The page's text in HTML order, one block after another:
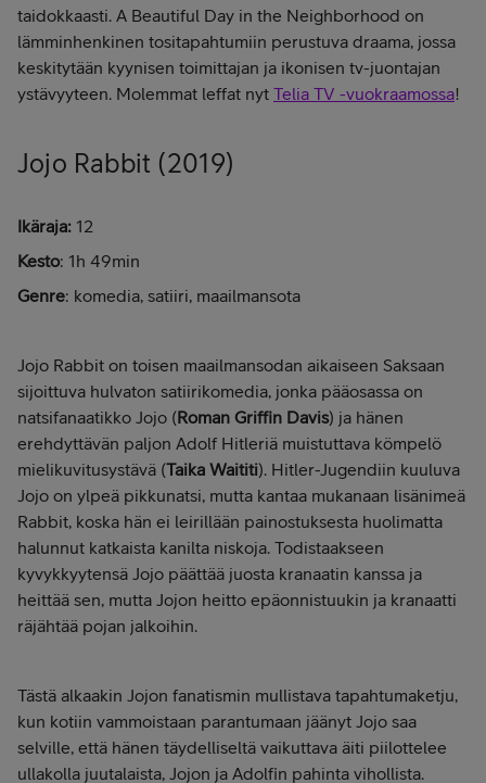
taidokkaasti. A Beautiful Day in the Neighborhood on
lämminhenkinen tositapahtumiin perustuva draama, jossa
keskitytään kyynisen toimittajan ja ikonisen tv-juontajan
ystävyyteen. Molemmat leffat nyt Telia TV -vuokraamossa!
Jojo Rabbit (2019)
Ikäraja: 12
Kesto: 1h 49min
Genre: komedia, satiiri, maailmansota
Jojo Rabbit on toisen maailmansodan aikaiseen Saksaan
sijoittuva hulvaton satiirikomedia, jonka pääosassa on
natsifanaatikko Jojo (Roman Griffin Davis) ja hänen
erehdyttävän paljon Adolf Hitleriä muistuttava kömpelö
mielikuvitusystävä (Taika Waititi). Hitler-Jugendiin kuuluva
Jojo on ylpeä pikkunatsi, mutta kantaa mukanaan lisänimeä
Rabbit, koska hän ei leirillään painostuksesta huolimatta
halunnut katkaista kanilta niskoja. Todistaakseen
kyvykkyytensä Jojo päättää juosta kranaatin kanssa ja
heittää sen, mutta Jojon heitto epäonnistuukin ja kranaatti
räjähtää pojan jalkoihin.
Tästä alkaakin Jojon fanatismin mullistava tapahtumaketju,
kun kotiin vammoistaan parantumaan jäänyt Jojo saa
selville, että hänen täydelliseltä vaikuttava äiti piilottelee
ullakolla juutalaista, Jojon ja Adolfin pahinta vihollista.